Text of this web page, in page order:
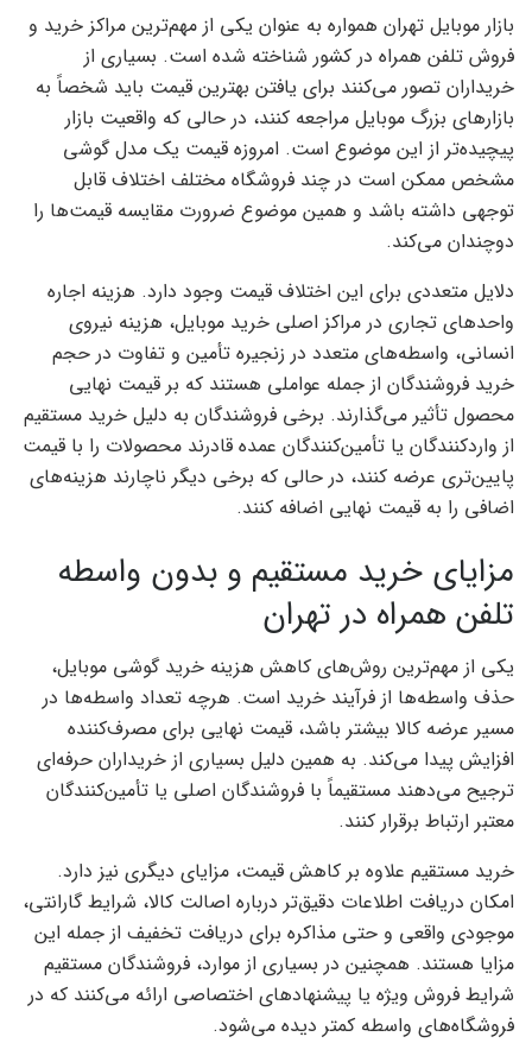
بازار موبایل تهران همواره به عنوان یکی از مهم‌ترین مراکز خرید و
فروش تلفن همراه در کشور شناخته شده است. بسیاری از
خریداران تصور می‌کنند برای یافتن بهترین قیمت باید شخصاً به
بازارهای بزرگ موبایل مراجعه کنند، در حالی که واقعیت بازار
پیچیده‌تر از این موضوع است. امروزه قیمت یک مدل گوشی
مشخص ممکن است در چند فروشگاه مختلف اختلاف قابل
توجهی داشته باشد و همین موضوع ضرورت مقایسه قیمت‌ها را
دوچندان می‌کند.
دلایل متعددی برای این اختلاف قیمت وجود دارد. هزینه اجاره
واحدهای تجاری در مراکز اصلی خرید موبایل، هزینه نیروی
انسانی، واسطه‌های متعدد در زنجیره تأمین و تفاوت در حجم
خرید فروشندگان از جمله عواملی هستند که بر قیمت نهایی
محصول تأثیر می‌گذارند. برخی فروشندگان به دلیل خرید مستقیم
از واردکنندگان یا تأمین‌کنندگان عمده قادرند محصولات را با قیمت
پایین‌تری عرضه کنند، در حالی که برخی دیگر ناچارند هزینه‌های
اضافی را به قیمت نهایی اضافه کنند.
مزایای خرید مستقیم و بدون واسطه
تلفن همراه در تهران
یکی از مهم‌ترین روش‌های کاهش هزینه خرید گوشی موبایل،
حذف واسطه‌ها از فرآیند خرید است. هرچه تعداد واسطه‌ها در
مسیر عرضه کالا بیشتر باشد، قیمت نهایی برای مصرف‌کننده
افزایش پیدا می‌کند. به همین دلیل بسیاری از خریداران حرفه‌ای
ترجیح می‌دهند مستقیماً با فروشندگان اصلی یا تأمین‌کنندگان
معتبر ارتباط برقرار کنند.
خرید مستقیم علاوه بر کاهش قیمت، مزایای دیگری نیز دارد.
امکان دریافت اطلاعات دقیق‌تر درباره اصالت کالا، شرایط گارانتی،
موجودی واقعی و حتی مذاکره برای دریافت تخفیف از جمله این
مزایا هستند. همچنین در بسیاری از موارد، فروشندگان مستقیم
شرایط فروش ویژه یا پیشنهادهای اختصاصی ارائه می‌کنند که در
فروشگاه‌های واسطه کمتر دیده می‌شود.